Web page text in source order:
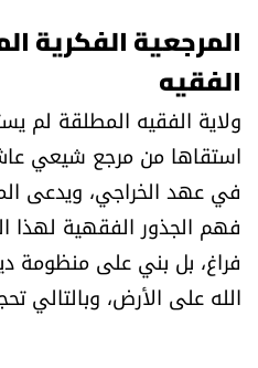
المرجعية الفكرية
الفقيه
ولاية الفقيه المطلقة لم
استقاها من مرجع شيعي
في عهد الخراجي، ويدعى
فهم الجذور الفقهية لهذا
فراغ، بل بني على منظومة
الله على الأرض، وبالتالي